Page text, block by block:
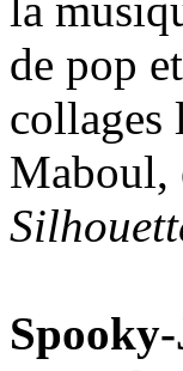
de pop
collages
Maboul,